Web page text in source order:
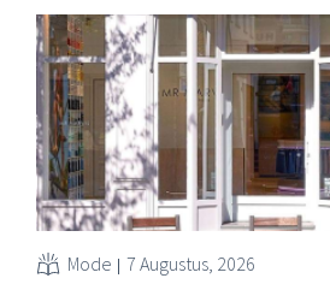
is dan een jaar eerder. Na die beter
verhoogt het bedrijf ook zijn
volledige boekjaar.
Mode 7 Augustus, 2026